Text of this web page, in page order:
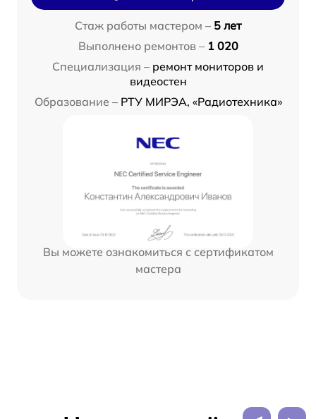
Стаж работы мастером – 5 лет
Выполнено ремонтов – 1 020
Специализация – ремонт мониторов и
видеостен
Образование – РТУ МИРЭА, «Радиотехника»
Вы можете ознакомиться с сертификатом
мастера